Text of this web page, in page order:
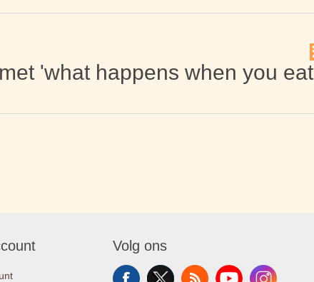
'what happens when you eat
Volg ons